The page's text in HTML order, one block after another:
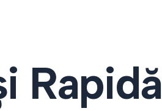
Rapidă